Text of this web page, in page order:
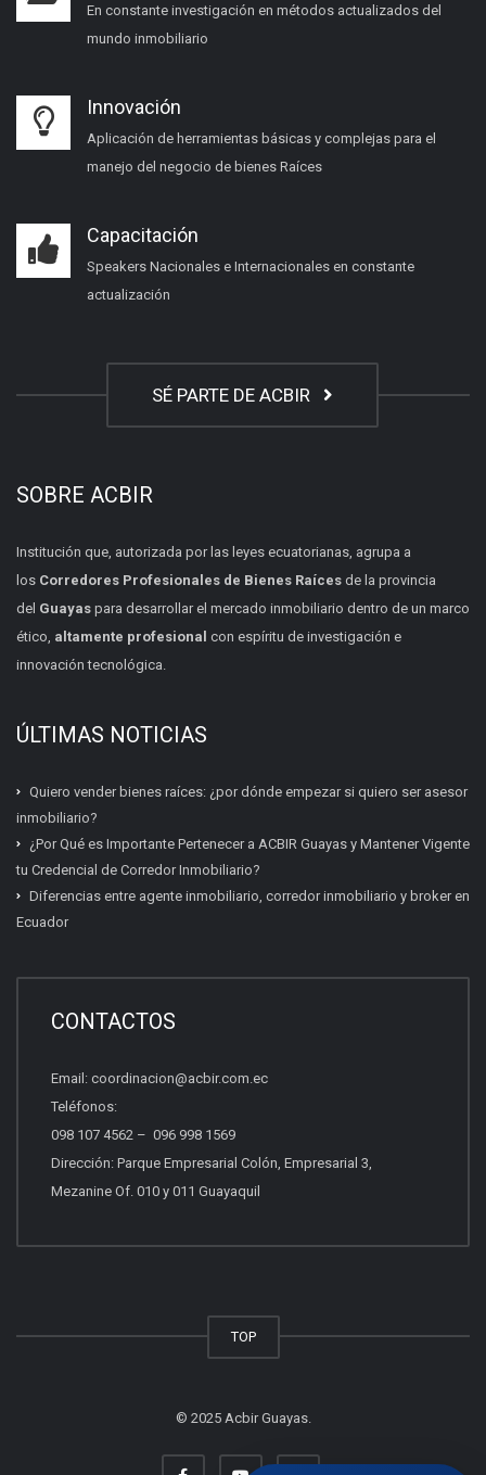
Beneficios del socio
Quiero vender propiedades
Escríbenos tu consulta.
En constante investigación en métodos actualizados del
mundo inmobiliario
Innovación
Aplicación de herramientas básicas y complejas para el
manejo del negocio de bienes Raíces
Capacitación
Speakers Nacionales e Internacionales en constante
actualización
SÉ PARTE DE ACBIR
SOBRE ACBIR
Institución que, autorizada por las leyes ecuatorianas, agrupa a
los Corredores Profesionales de Bienes Raíces de la provincia
del Guayas para desarrollar el mercado inmobiliario dentro de un marco
ético, altamente profesional con espíritu de investigación e
innovación tecnológica.
ÚLTIMAS NOTICIAS
Quiero vender bienes raíces: ¿por dónde empezar si quiero ser asesor
inmobiliario?
¿Por Qué es Importante Pertenecer a ACBIR Guayas y Mantener Vigente
tu Credencial de Corredor Inmobiliario?
Diferencias entre agente inmobiliario, corredor inmobiliario y broker en
Ecuador
CONTACTOS
Email: coordinacion@acbir.com.ec
Teléfonos:
098 107 4562 – 096 998 1569
Dirección: Parque Empresarial Colón, Empresarial 3,
Mezanine Of. 010 y 011 Guayaquil
TOP
© 2025 Acbir Guayas.